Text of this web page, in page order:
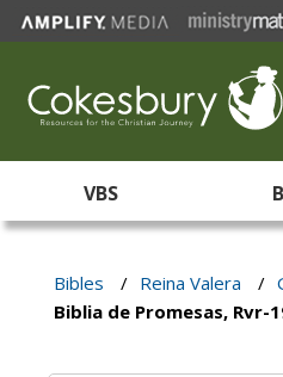
VBS
Bibles / Reina Valera /
Biblia de Promesas, Rvr-